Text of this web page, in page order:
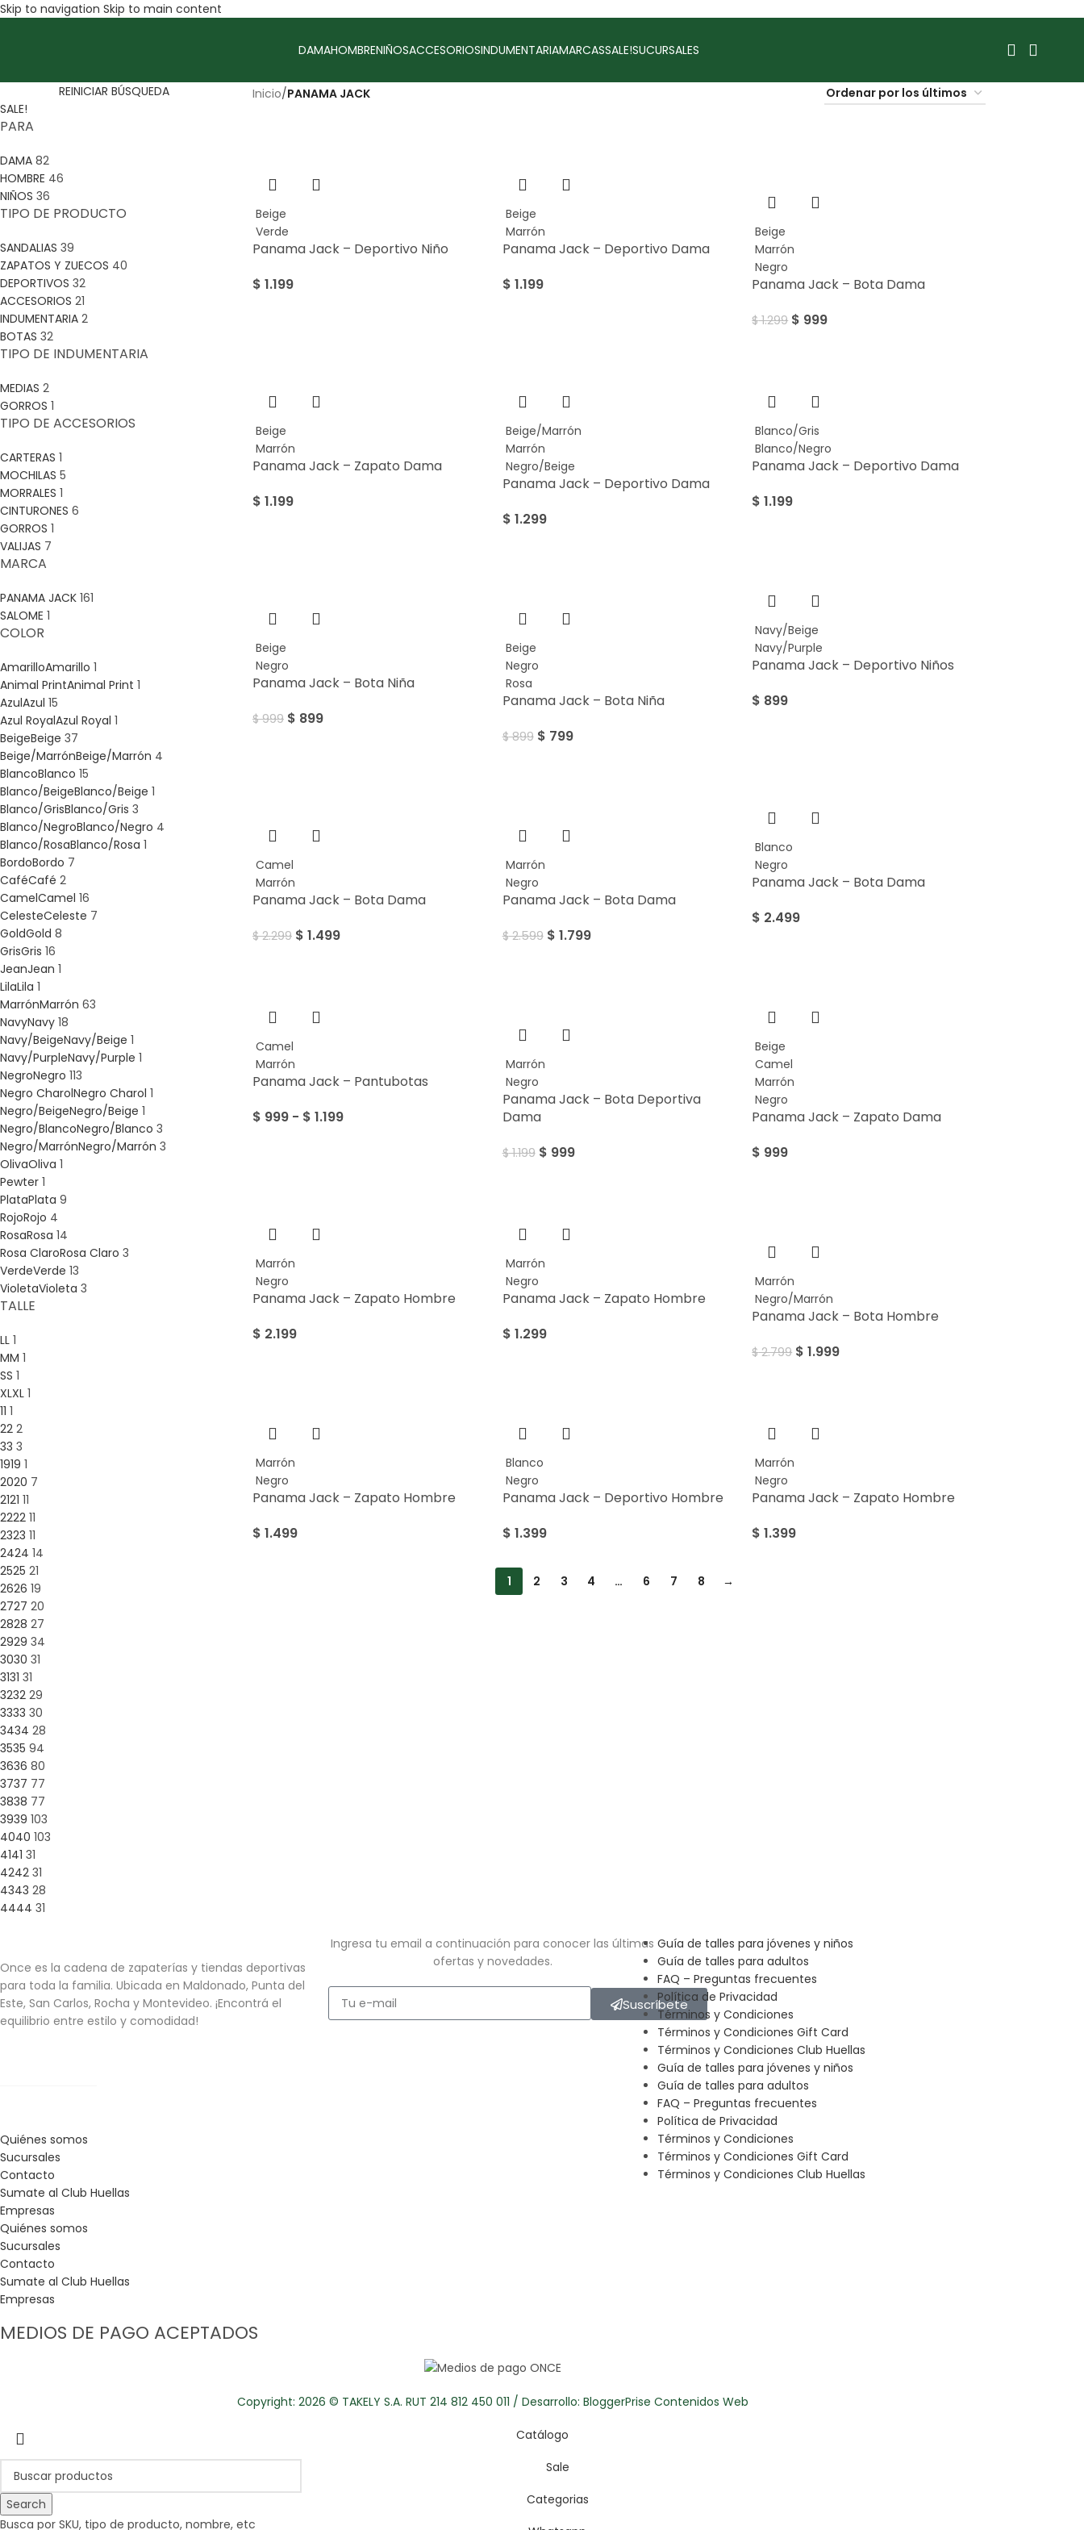
Skip to navigation Skip to main content
DAMAHOMBRENIÑOSACCESORIOSINDUMENTARIAMARCASSALE!SUCURSALES
REINICIAR BÚSQUEDA
SALE!
PARA
DAMA 82
HOMBRE 46
NIÑOS 36
TIPO DE PRODUCTO
SANDALIAS 39
ZAPATOS Y ZUECOS 40
DEPORTIVOS 32
ACCESORIOS 21
INDUMENTARIA 2
BOTAS 32
TIPO DE INDUMENTARIA
MEDIAS 2
GORROS 1
TIPO DE ACCESORIOS
CARTERAS 1
MOCHILAS 5
MORRALES 1
CINTURONES 6
GORROS 1
VALIJAS 7
MARCA
PANAMA JACK 161
SALOME 1
COLOR
AmarilloAmarillo 1
Animal PrintAnimal Print 1
AzulAzul 15
Azul RoyalAzul Royal 1
BeigeBeige 37
Beige/MarrónBeige/Marrón 4
BlancoBlanco 15
Blanco/BeigeBlanco/Beige 1
Blanco/GrisBlanco/Gris 3
Blanco/NegroBlanco/Negro 4
Blanco/RosaBlanco/Rosa 1
BordoBordo 7
CaféCafé 2
CamelCamel 16
CelesteCeleste 7
GoldGold 8
GrisGris 16
JeanJean 1
LilaLila 1
MarrónMarrón 63
NavyNavy 18
Navy/BeigeNavy/Beige 1
Navy/PurpleNavy/Purple 1
NegroNegro 113
Negro CharolNegro Charol 1
Negro/BeigeNegro/Beige 1
Negro/BlancoNegro/Blanco 3
Negro/MarrónNegro/Marrón 3
OlivaOliva 1
Pewter 1
PlataPlata 9
RojoRojo 4
RosaRosa 14
Rosa ClaroRosa Claro 3
VerdeVerde 13
VioletaVioleta 3
TALLE
LL 1
MM 1
SS 1
XLXL 1
11 1
22 2
33 3
1919 1
2020 7
2121 11
2222 11
2323 11
2424 14
2525 21
2626 19
2727 20
2828 27
2929 34
3030 31
3131 31
3232 29
3333 30
3434 28
3535 94
3636 80
3737 77
3838 77
3939 103
4040 103
4141 31
4242 31
4343 28
4444 31
Inicio/PANAMA JACK
Beige
Verde
Panama Jack – Deportivo Niño
$ 1.199
Beige
Marrón
Panama Jack – Deportivo Dama
$ 1.199
Beige
Marrón
Negro
Panama Jack – Bota Dama
$1.299 $ 999
Beige
Marrón
Panama Jack – Zapato Dama
$ 1.199
Beige/Marrón
Marrón
Negro/Beige
Panama Jack – Deportivo Dama
$ 1.299
Blanco/Gris
Blanco/Negro
Panama Jack – Deportivo Dama
$ 1.199
Beige
Negro
Panama Jack – Bota Niña
$999 $ 899
Beige
Negro
Rosa
Panama Jack – Bota Niña
$899 $ 799
Navy/Beige
Navy/Purple
Panama Jack – Deportivo Niños
$ 899
Camel
Marrón
Panama Jack – Bota Dama
$2.299 $ 1.499
Marrón
Negro
Panama Jack – Bota Dama
$2.599 $ 1.799
Blanco
Negro
Panama Jack – Bota Dama
$ 2.499
Camel
Marrón
Panama Jack – Pantubotas
$ 999 - $ 1.199
Marrón
Negro
Panama Jack – Bota Deportiva
Dama
$1.199 $ 999
Beige
Camel
Marrón
Negro
Panama Jack – Zapato Dama
$ 999
Marrón
Negro
Panama Jack – Zapato Hombre
$ 2.199
Marrón
Negro
Panama Jack – Zapato Hombre
$ 1.299
Marrón
Negro/Marrón
Panama Jack – Bota Hombre
$2.799 $ 1.999
Marrón
Negro
Panama Jack – Zapato Hombre
$ 1.499
Blanco
Negro
Panama Jack – Deportivo Hombre
$ 1.399
Marrón
Negro
Panama Jack – Zapato Hombre
$ 1.399
1 2 3 4 … 6 7 8 →
Once es la cadena de zapaterías y tiendas deportivas
para toda la familia. Ubicada en Maldonado, Punta del
Este, San Carlos, Rocha y Montevideo. ¡Encontrá el
equilibrio entre estilo y comodidad!
Quiénes somos
Sucursales
Contacto
Sumate al Club Huellas
Empresas
Quiénes somos
Sucursales
Contacto
Sumate al Club Huellas
Empresas
Ingresa tu email a continuación para conocer las últimas
ofertas y novedades.
Suscríbete
Guía de talles para jóvenes y niños
Guía de talles para adultos
FAQ – Preguntas frecuentes
Política de Privacidad
Términos y Condiciones
Términos y Condiciones Gift Card
Términos y Condiciones Club Huellas
Guía de talles para jóvenes y niños
Guía de talles para adultos
FAQ – Preguntas frecuentes
Política de Privacidad
Términos y Condiciones
Términos y Condiciones Gift Card
Términos y Condiciones Club Huellas
MEDIOS DE PAGO ACEPTADOS
Copyright: 2026 © TAKELY S.A. RUT 214 812 450 011 / Desarrollo: BloggerPrise Contenidos Web
Search
Busca por SKU, tipo de producto, nombre, etc
Catálogo
Sale
Categorias